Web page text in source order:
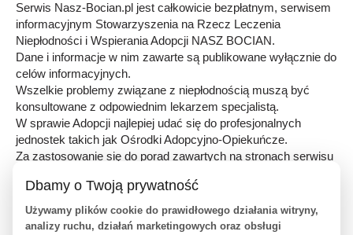
Serwis Nasz-Bocian.pl jest całkowicie bezpłatnym, serwisem
informacyjnym Stowarzyszenia na Rzecz Leczenia
Niepłodności i Wspierania Adopcji NASZ BOCIAN.
Dane i informacje w nim zawarte są publikowane wyłącznie do
celów informacyjnych.
Wszelkie problemy związane z niepłodnością muszą być
konsultowane z odpowiednim lekarzem specjalistą.
W sprawie Adopcji najlepiej udać się do profesjonalnych
jednostek takich jak Ośrodki Adopcyjno-Opiekuńcze.
Za zastosowanie się do porad zawartych na stronach serwisu
wiadomości zawarte w serwisie autorzy nie ponoszą żadnej
odpowiedzialności prawnej.
Dbamy o Twoją prywatność
Używamy plików cookie do prawidłowego działania witryny,
analizy ruchu, działań marketingowych oraz obsługi